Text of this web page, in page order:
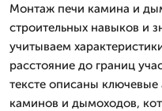
Монтаж печи камина и
строительных навыков и
учитываем
расстояние до границ
тексте описаны ключевые
каминов и дымоходов,